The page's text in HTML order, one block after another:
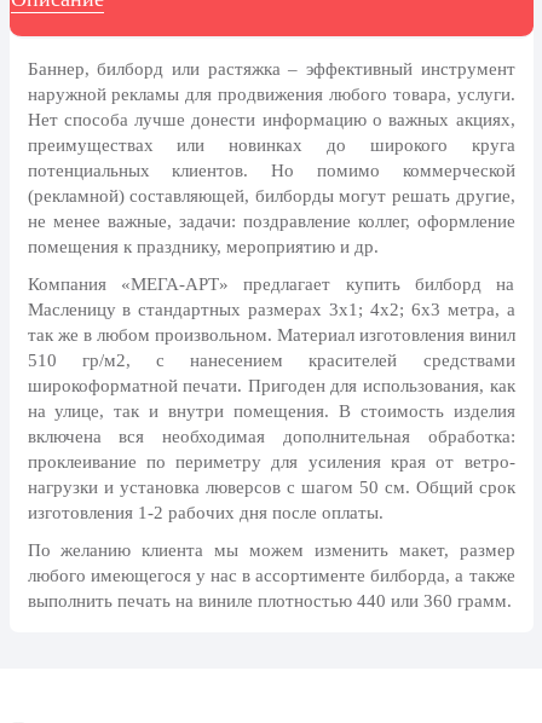
23 февраля, День защитника
Отечества
1 марта, День Бабушек
8 марта, Международный женский
день
27 марта, День театра
1 апреля, День смеха
Апрель, Месячник по
благоустройству
День геолога (первое воскресенье
апреля)
12 апреля, День космонавтики
культурного наследия
1 мая, праздник Весны и Труда
Баннер, билборд или растяжка – эффективный инструмент
наружной рекламы для продвижения любого товара, услуги.
Нет способа лучше донести информацию о важных акциях,
преимуществах или новинках до широкого круга
потенциальных клиентов. Но помимо коммерческой
(рекламной) составляющей, билборды могут решать другие,
не менее важные, задачи: поздравление коллег, оформление
помещения к празднику, мероприятию и др.
Компания «МЕГА-АРТ» предлагает купить билборд на
Масленицу в стандартных размерах 3х1; 4х2; 6х3 метра, а
так же в любом произвольном. Материал изготовления винил
510 гр/м2, с нанесением красителей средствами
широкоформатной печати. Пригоден для использования, как
на улице, так и внутри помещения. В стоимость изделия
включена вся необходимая дополнительная обработка:
проклеивание по периметру для усиления края от ветро-
нагрузки и установка люверсов с шагом 50 см. Общий срок
изготовления 1-2 рабочих дня после оплаты.
По желанию клиента мы можем изменить макет, размер
любого имеющегося у нас в ассортименте билборда, а также
выполнить печать на виниле плотностью 440 или 360 грамм.